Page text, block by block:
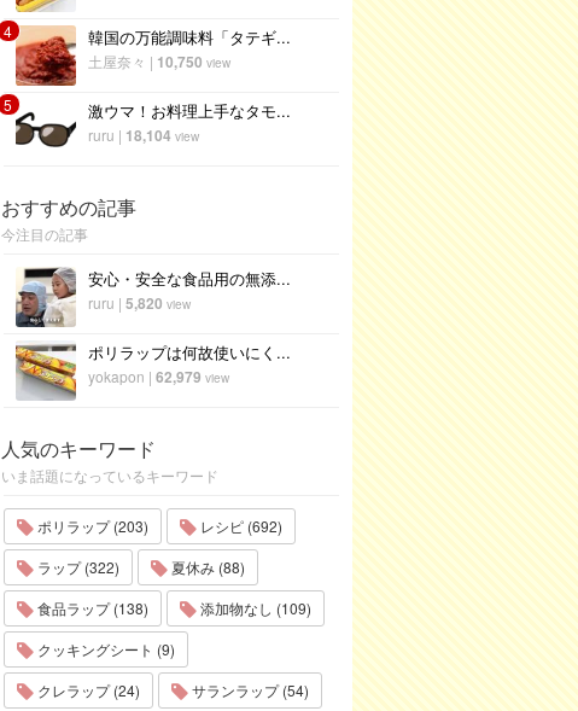
4 韓国の万能調味料「タテギ...
土屋奈々 | 10,750 view
5 激ウマ！お料理上手なタモ...
ruru | 18,104 view
おすすめの記事
今注目の記事
安心・安全な食品用の無添...
ruru | 5,820 view
ポリラップは何故使いにく...
yokapon | 62,979 view
人気のキーワード
いま話題になっているキーワード
ポリラップ (203)
レシピ (692)
ラップ (322)
夏休み (88)
食品ラップ (138)
添加物なし (109)
クッキングシート (9)
クレラップ (24)
サランラップ (54)